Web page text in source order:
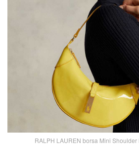
RALPH LAUREN borsa Mini